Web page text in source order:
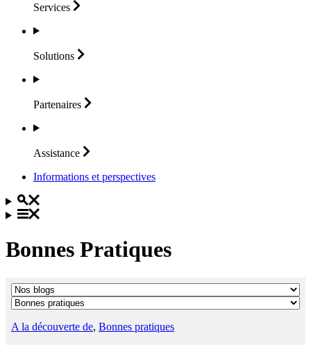
Services
Solutions
Partenaires
Assistance
Informations et perspectives
Bonnes Pratiques
A la découverte de, Bonnes pratiques